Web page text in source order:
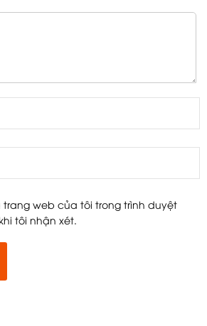
trang web của tôi trong trình duyệt
tôi nhận xét.